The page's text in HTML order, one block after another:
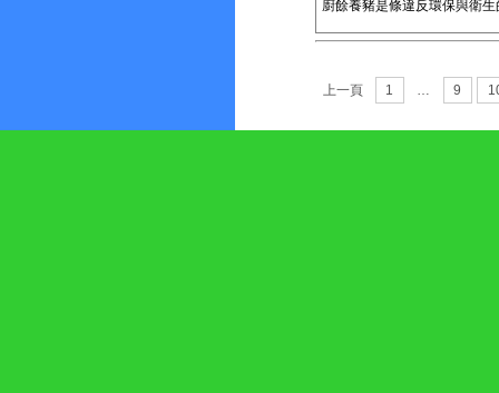
廚餘養豬是條違反環保與衛
上一頁 1 9